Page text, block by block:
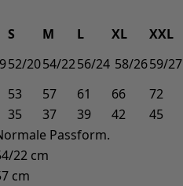
S M L XL
XXL
52/2054/2256/24 58/2659/27
53 57 61 66
72
35 37 39 42
45
Passform.
22 cm
cm